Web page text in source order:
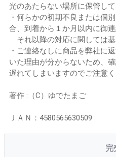
光のあたらない場所に保管して
・何らかの初期不良または個
合、到着から１か月以内に御連
それ以降の対応に関しては基
・ご連絡なしに商品を弊社に
いた理由が分からないため、
遅れてしまいますのでご注意く
著作 :（C）ゆでたまご
ＪＡＮ：4580565630509
完